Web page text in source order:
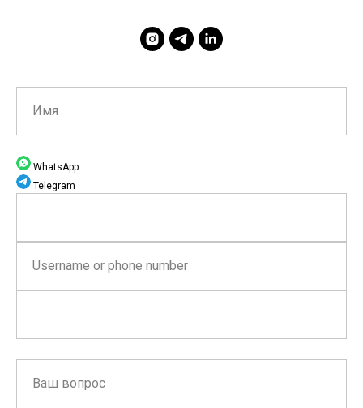
Имя
WhatsApp
Telegram
Username or phone number
Ваш вопрос